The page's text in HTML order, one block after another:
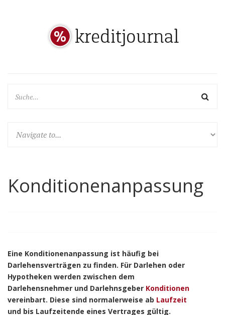
Konditionenanpassung
Eine Konditionenanpassung ist häufig bei
Darlehensverträgen zu finden. Für Darlehen oder
Hypotheken werden zwischen dem
Darlehensnehmer und Darlehnsgeber Konditionen
vereinbart. Diese sind normalerweise ab Laufzeit
und bis Laufzeitende eines Vertrages gültig.